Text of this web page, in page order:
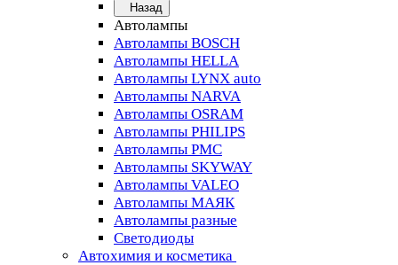
Назад
Автолампы
Автолампы BOSCH
Автолампы HELLA
Автолампы LYNX auto
Автолампы NARVA
Автолампы OSRAM
Автолампы PHILIPS
Автолампы PMC
Автолампы SKYWAY
Автолампы VALEO
Автолампы МАЯК
Автолампы разные
Светодиоды
Автохимия и косметика